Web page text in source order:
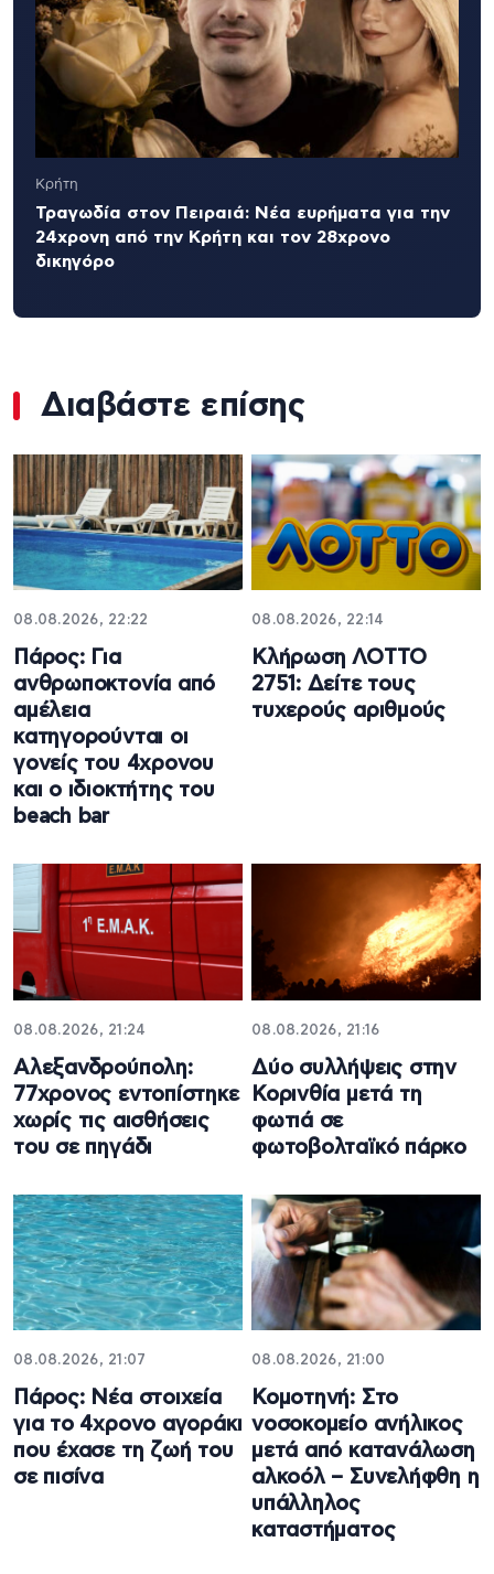
Κρήτη
Τραγωδία στον Πειραιά: Νέα ευρήματα για την
24χρονη από την Κρήτη και τον 28χρονο
δικηγόρο
Διαβάστε επίσης
08.08.2026, 22:22
Πάρος: Για
ανθρωποκτονία από
αμέλεια
κατηγορούνται οι
γονείς του 4χρονου
και ο ιδιοκτήτης του
beach bar
08.08.2026, 22:14
Κλήρωση ΛΟΤΤΟ
2751: Δείτε τους
τυχερούς αριθμούς
08.08.2026, 21:24
Αλεξανδρούπολη:
77χρονος εντοπίστηκε
χωρίς τις αισθήσεις
του σε πηγάδι
08.08.2026, 21:16
Δύο συλλήψεις στην
Κορινθία μετά τη
φωτιά σε
φωτοβολταϊκό πάρκο
08.08.2026, 21:07
Πάρος: Νέα στοιχεία
για το 4χρονο αγοράκι
που έχασε τη ζωή του
σε πισίνα
08.08.2026, 21:00
Κομοτηνή: Στο
νοσοκομείο ανήλικος
μετά από κατανάλωση
αλκοόλ – Συνελήφθη η
υπάλληλος
καταστήματος